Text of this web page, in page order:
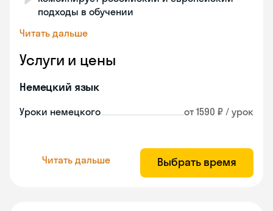
подходы в обучении
Читать дальше
Услуги и цены
Немецкий язык
Уроки немецкого от 1590 ₽ / урок
Читать дальше Выбрать время